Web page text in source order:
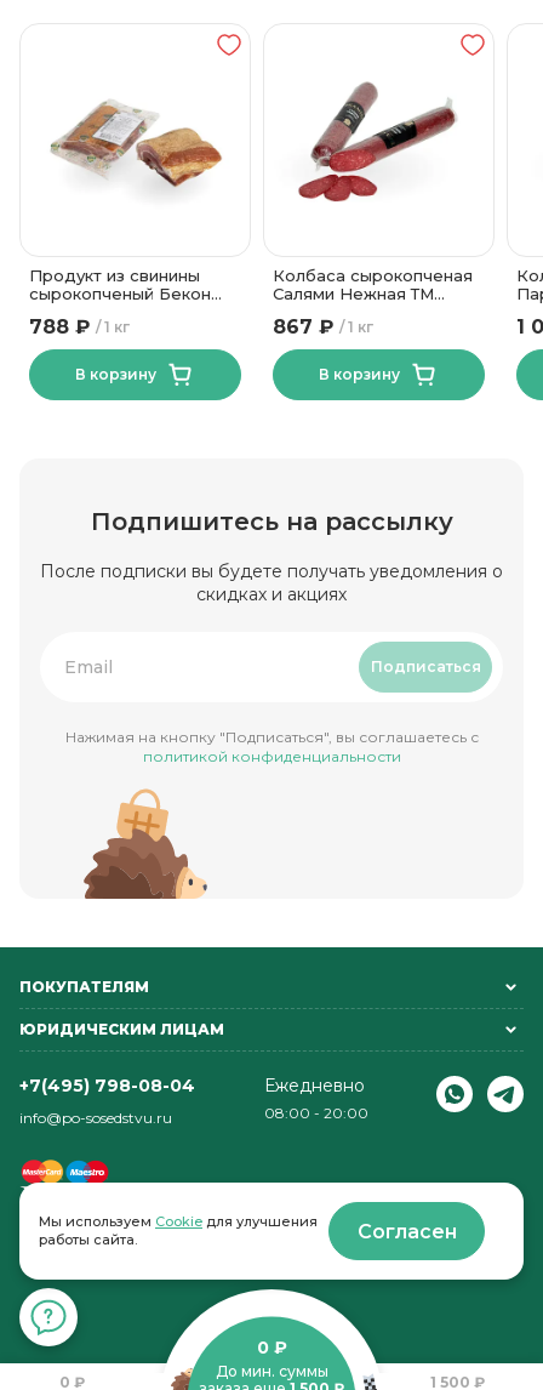
Продукт из свинины
сырокопченый Бекон
Калинковичи МК
1 кг
788 ₽
В корзину
Колбаса сырокопченая
Салями Нежная ТМ
1 кг
867 ₽
В корзину
1
Подпишитесь на рассылку
После подписки вы будете получать уведомления о
скидках и акциях
Подписаться
Нажимая на кнопку "Подписаться", вы соглашаетесь с
политикой конфиденциальности
ПОКУПАТЕЛЯМ
ЮРИДИЧЕСКИМ ЛИЦАМ
+7(495) 798-08-04
info@po-sosedstvu.ru
Ежедневно
08:00 - 20:00
© 2022-2026 . По соседству
0 ₽
0 ₽
До мин. суммы
1 500 ₽
Мы используем Cookie для улучшения
работы сайта.
Согласен